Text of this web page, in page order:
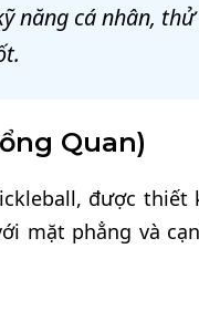
năng cá nhân,
Quan)
được thiết
mặt phẳng và